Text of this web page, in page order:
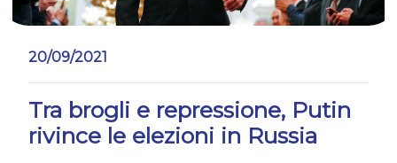
20/09/2021
Tra brogli e repressione, Putin
rivince le elezioni in Russia